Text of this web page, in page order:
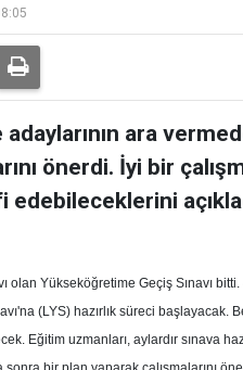
ara
önerdi. İyi bir
edebileceklerini
olan Yükseköğretime Geçiş Sınavı
(LYS) hazırlık süreci başlayacak.
Eğitim uzmanları, aylardır sınava